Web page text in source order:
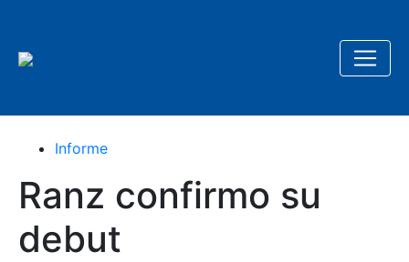
Informe
Ranz confirmo su
debut